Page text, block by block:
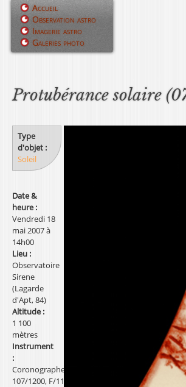
Jump to navigation
Protubérance solaire
Type
d'objet :
Soleil
Date &
heure :
Vendredi 18
mai 2007 à
14h00
Lieu :
Observatoire
Sirene
(Lagarde
d'Apt, 84)
Altitude :
1 100
mètres
Instrument
:
Coronographe,
107/1200, F/11
M
u
c
i
p
a
l
Accueil
Observation astro
Imagerie astro
Galeries photo